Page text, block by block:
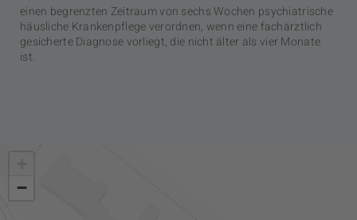
einen begrenzten Zeitraum von sechs Wochen psychiatrische
häusliche Krankenpflege verordnen, wenn eine fachärztlich
gesicherte Diagnose vorliegt, die nicht älter als vier Monate
ist.
−